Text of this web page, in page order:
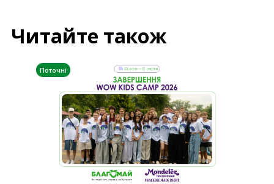
Читайте також
Поточні